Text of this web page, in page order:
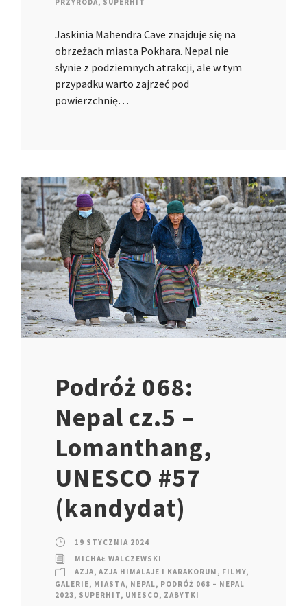
PRZYRODA, SUPERHIT
Jaskinia Mahendra Cave znajduje się na
obrzeżach miasta Pokhara. Nepal nie
słynie z podziemnych atrakcji, ale w tym
przypadku warto zajrzeć pod
powierzchnię…
Podróż 068:
Nepal cz.5 –
Lomanthang,
UNESCO #57
(kandydat)
19 STYCZNIA 2024
MICHAŁ WALCZEWSKI
AZJA, AZJA HIMALAJE I KARAKORUM , FILMY,
GALERIE, MIASTA, NEPAL, PODRÓŻ 068 – NEPAL
2023, SUPERHIT, UNESCO, ZABYTKI